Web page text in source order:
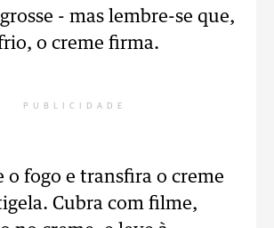
- mas lembre-se que,
o creme firma.
PUBLICIDADE
o fogo e transfira o creme
Cubra com filme,